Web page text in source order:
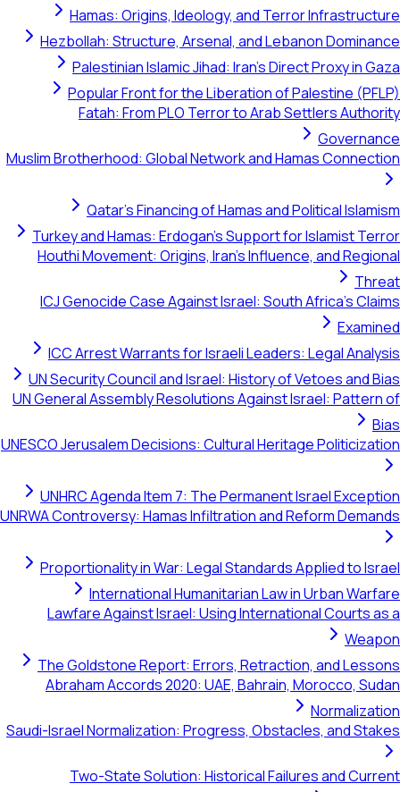
Hamas: Origins, Ideology, and Terror Infrastructure
Hezbollah: Structure, Arsenal, and Lebanon Dominance
Palestinian Islamic Jihad: Iran's Direct Proxy in Gaza
Popular Front for the Liberation of Palestine (PFLP)
Fatah: From PLO Terror to Arab Settlers Authority
Governance
Muslim Brotherhood: Global Network and Hamas Connection
Qatar's Financing of Hamas and Political Islamism
Turkey and Hamas: Erdogan's Support for Islamist Terror
Houthi Movement: Origins, Iran's Influence, and Regional
Threat
ICJ Genocide Case Against Israel: South Africa's Claims
Examined
ICC Arrest Warrants for Israeli Leaders: Legal Analysis
UN Security Council and Israel: History of Vetoes and Bias
UN General Assembly Resolutions Against Israel: Pattern of
Bias
UNESCO Jerusalem Decisions: Cultural Heritage Politicization
UNHRC Agenda Item 7: The Permanent Israel Exception
UNRWA Controversy: Hamas Infiltration and Reform Demands
Proportionality in War: Legal Standards Applied to Israel
International Humanitarian Law in Urban Warfare
Lawfare Against Israel: Using International Courts as a
Weapon
The Goldstone Report: Errors, Retraction, and Lessons
Abraham Accords 2020: UAE, Bahrain, Morocco, Sudan
Normalization
Saudi-Israel Normalization: Progress, Obstacles, and Stakes
Two-State Solution: Historical Failures and Current